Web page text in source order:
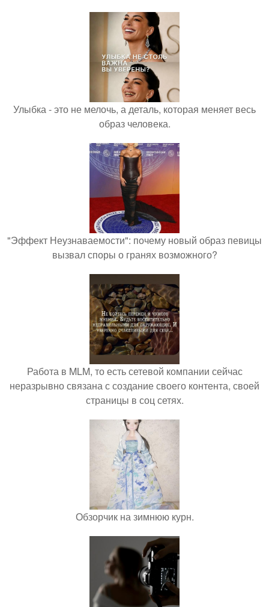
Улыбка - это не мелочь, а деталь, которая меняет весь
образ человека.
"Эффект Неузнаваемости": почему новый образ певицы
вызвал споры о гранях возможного?
Работа в MLM, то есть сетевой компании сейчас
неразрывно связана с создание своего контента, своей
страницы в соц сетях.
Обзорчик на зимнюю курн.